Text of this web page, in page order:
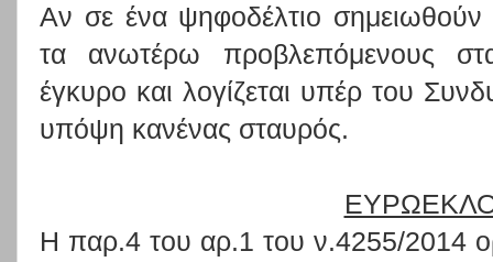
Αν σε ένα ψηφοδέλτιο σημειωθούν
τα ανωτέρω προβλεπόμενους
έγκυρο και λογίζεται υπέρ του
υπόψη κανένας σταυρός.
Η παρ.4 του αρ.1 του ν.4255/2014